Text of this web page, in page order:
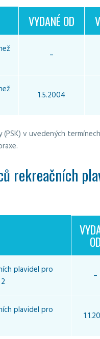
VYDANÉ OD
–
1.5.2004
v uvedených
rekreačních
OD
plavidel pro
–
plavidel pro